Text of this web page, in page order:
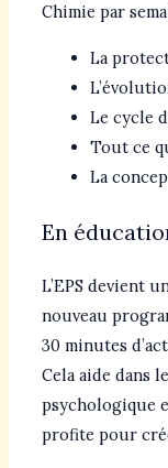
Chimie par
La
Le cycle
Tout ce
La
En
L’EPS devient
nouveau
30 minutes
Cela aide dans
psychologique
profite pour